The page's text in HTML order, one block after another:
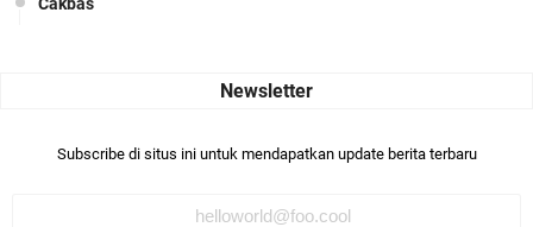
Bismillaah semoga pembuat artikel Alloh berikan pemahaman yg
Subscribe di situs ini untuk mendapatkan update berita terbaru